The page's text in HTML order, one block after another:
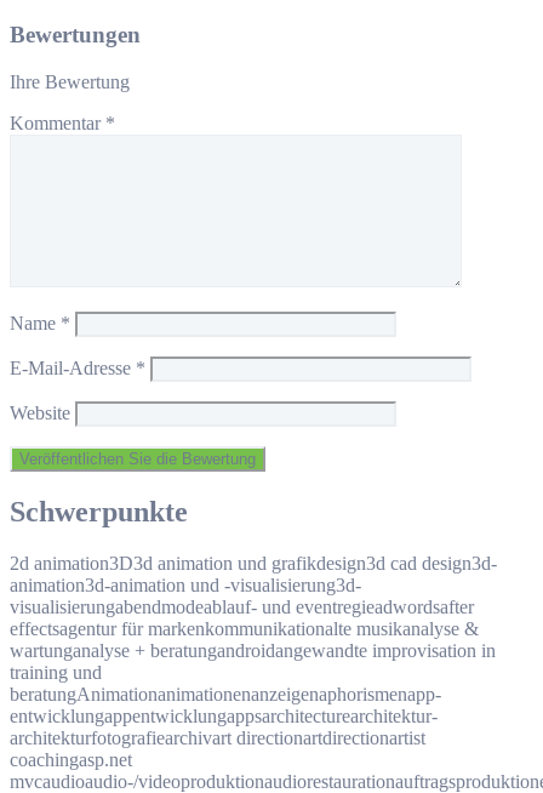
Bewertungen
Ihre Bewertung
Kommentar *
Name *
E-Mail-Adresse *
Website
Schwerpunkte
2d animation3D3d animation und grafikdesign3d cad design3d-
animation3d-animation und -visualisierung3d-
visualisierungabendmodeablauf- und eventregieadwordsafter
effectsagentur für markenkommunikationalte musikanalyse &
wartunganalyse + beratungandroidangewandte improvisation in
training und
beratungAnimationanimationenanzeigenaphorismenapp-
entwicklungappentwicklungappsarchitecturearchitektur-
architekturfotografiearchivart directionartdirectionartist
coachingasp.net
mvcaudioaudio-/videoproduktionaudiorestauration